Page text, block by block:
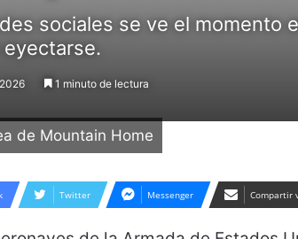
sociales se ve el momento
1 minuto de lectura
de Mountain Home
Twitter Messenger Compartir